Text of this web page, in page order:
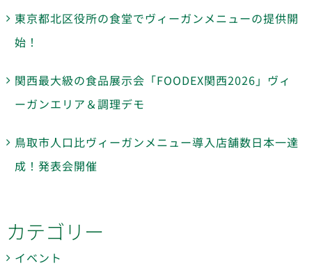
東京都北区役所の食堂でヴィーガンメニューの提供開
始！
関西最大級の食品展示会「FOODEX関西2026」ヴィ
ーガンエリア＆調理デモ
鳥取市人口比ヴィーガンメニュー導入店舗数日本一達
成！発表会開催
カテゴリー
イベント